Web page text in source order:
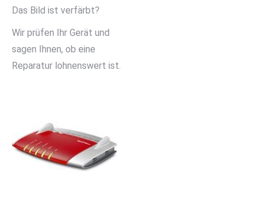
Das Bild ist verfärbt?
Wir prüfen Ihr Gerät und
sagen Ihnen, ob eine
Reparatur lohnenswert ist.